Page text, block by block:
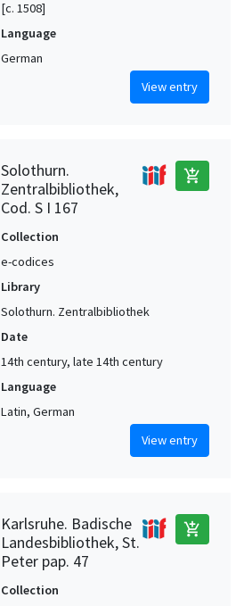
[c. 1508]
Language
German
View entry
Solothurn.
Zentralbibliothek,
Cod. S I 167
add_shopping_cart
Collection
e-codices
Library
Solothurn. Zentralbibliothek
Date
14th century, late 14th century
Language
Latin, German
View entry
Karlsruhe. Badische
Landesbibliothek, St.
Peter pap. 47
add_shopping_cart
Collection